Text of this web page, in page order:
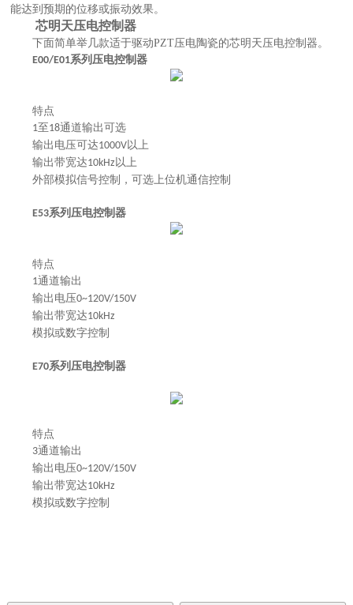
能达到预期的位移或振动效果。
芯明天压电控制器
下面简单举几款适于驱动PZT压电陶瓷的芯明天压电控制器。
E00/E01系列压电控制器
特点
1至 18通道输出可选
输出电压可达1000V以上
输出带宽达10kHz 以上
外部模拟信号控制，可选上位机通信控制
E53系列压电控制器
特点
1通道输出
输出电压0~120V/150V
输出带宽达10kHz
模拟或数字控制
E70系列压电控制器
特点
3通道输出
输出电压0~120V/150V
输出带宽达10kHz
模拟或数字控制